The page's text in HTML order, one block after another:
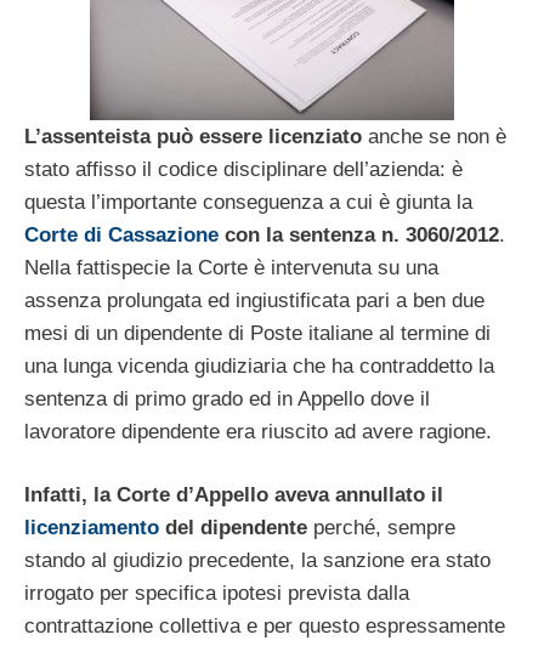
L’assenteista può essere licenziato anche se non è
stato affisso il codice disciplinare dell’azienda: è
questa l’importante conseguenza a cui è giunta la
Corte di Cassazione con la sentenza n. 3060/2012.
Nella fattispecie la Corte è intervenuta su una
assenza prolungata ed ingiustificata pari a ben due
mesi di un dipendente di Poste italiane al termine di
una lunga vicenda giudiziaria che ha contraddetto la
sentenza di primo grado ed in Appello dove il
lavoratore dipendente era riuscito ad avere ragione.
Infatti, la Corte d’Appello aveva annullato il
licenziamento del dipendente perché, sempre
stando al giudizio precedente, la sanzione era stato
irrogato per specifica ipotesi prevista dalla
contrattazione collettiva e per questo espressamente